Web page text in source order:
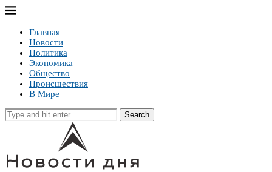
Главная
Новости
Политика
Экономика
Общество
Происшествия
В Мире
Search